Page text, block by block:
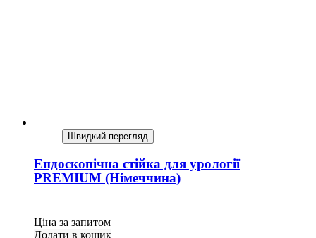
Швидкий перегляд
Ендоскопічна стійка для урології
PREMIUM (Німеччина)
Ціна за запитом
Додати в кошик